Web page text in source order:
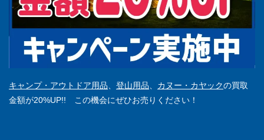
キャンプ・アウトドア用品 登山用品 カヌー・カヤックの買取
金額が20%UP!! この機会にぜひお売りください！